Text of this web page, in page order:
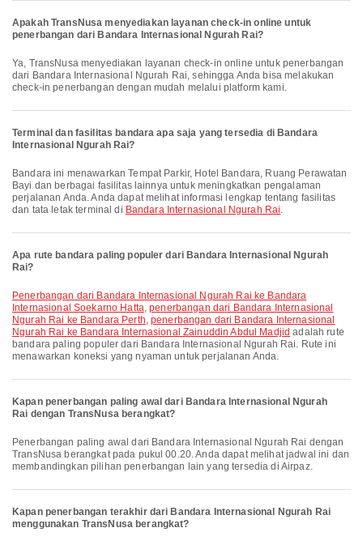
Apakah TransNusa menyediakan layanan check-in online untuk
penerbangan dari Bandara Internasional Ngurah Rai?
Ya, TransNusa menyediakan layanan check-in online untuk penerbangan
dari Bandara Internasional Ngurah Rai, sehingga Anda bisa melakukan
check-in penerbangan dengan mudah melalui platform kami.
Terminal dan fasilitas bandara apa saja yang tersedia di Bandara
Internasional Ngurah Rai?
Bandara ini menawarkan Tempat Parkir, Hotel Bandara, Ruang Perawatan
Bayi dan berbagai fasilitas lainnya untuk meningkatkan pengalaman
perjalanan Anda. Anda dapat melihat informasi lengkap tentang fasilitas
dan tata letak terminal di Bandara Internasional Ngurah Rai.
Apa rute bandara paling populer dari Bandara Internasional Ngurah
Rai?
penerbangan dari Bandara Internasional Ngurah Rai ke Bandara
Internasional Soekarno Hatta,penerbangan dari Bandara Internasional
Ngurah Rai ke Bandara Perth,penerbangan dari Bandara Internasional
Ngurah Rai ke Bandara Internasional Zainuddin Abdul Madjid adalah rute
bandara paling populer dari Bandara Internasional Ngurah Rai. Rute ini
menawarkan koneksi yang nyaman untuk perjalanan Anda.
Kapan penerbangan paling awal dari Bandara Internasional Ngurah
Rai dengan TransNusa berangkat?
Penerbangan paling awal dari Bandara Internasional Ngurah Rai dengan
TransNusa berangkat pada pukul 00.20. Anda dapat melihat jadwal ini dan
membandingkan pilihan penerbangan lain yang tersedia di Airpaz.
Kapan penerbangan terakhir dari Bandara Internasional Ngurah Rai
menggunakan TransNusa berangkat?